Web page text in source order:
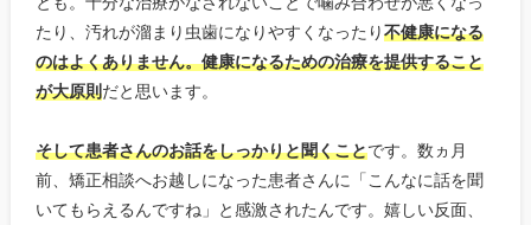
たり、汚れが溜まり虫歯になりやすくなったり不健康になる
のはよくありません。健康になるための治療を提供すること
が大原則だと思います。
そして患者さんのお話をしっかりと聞くことです。数ヵ月
前、矯正相談へお越しになった患者さんに「こんなに話を聞
いてもらえるんですね」と感激されたんです。嬉しい反面、